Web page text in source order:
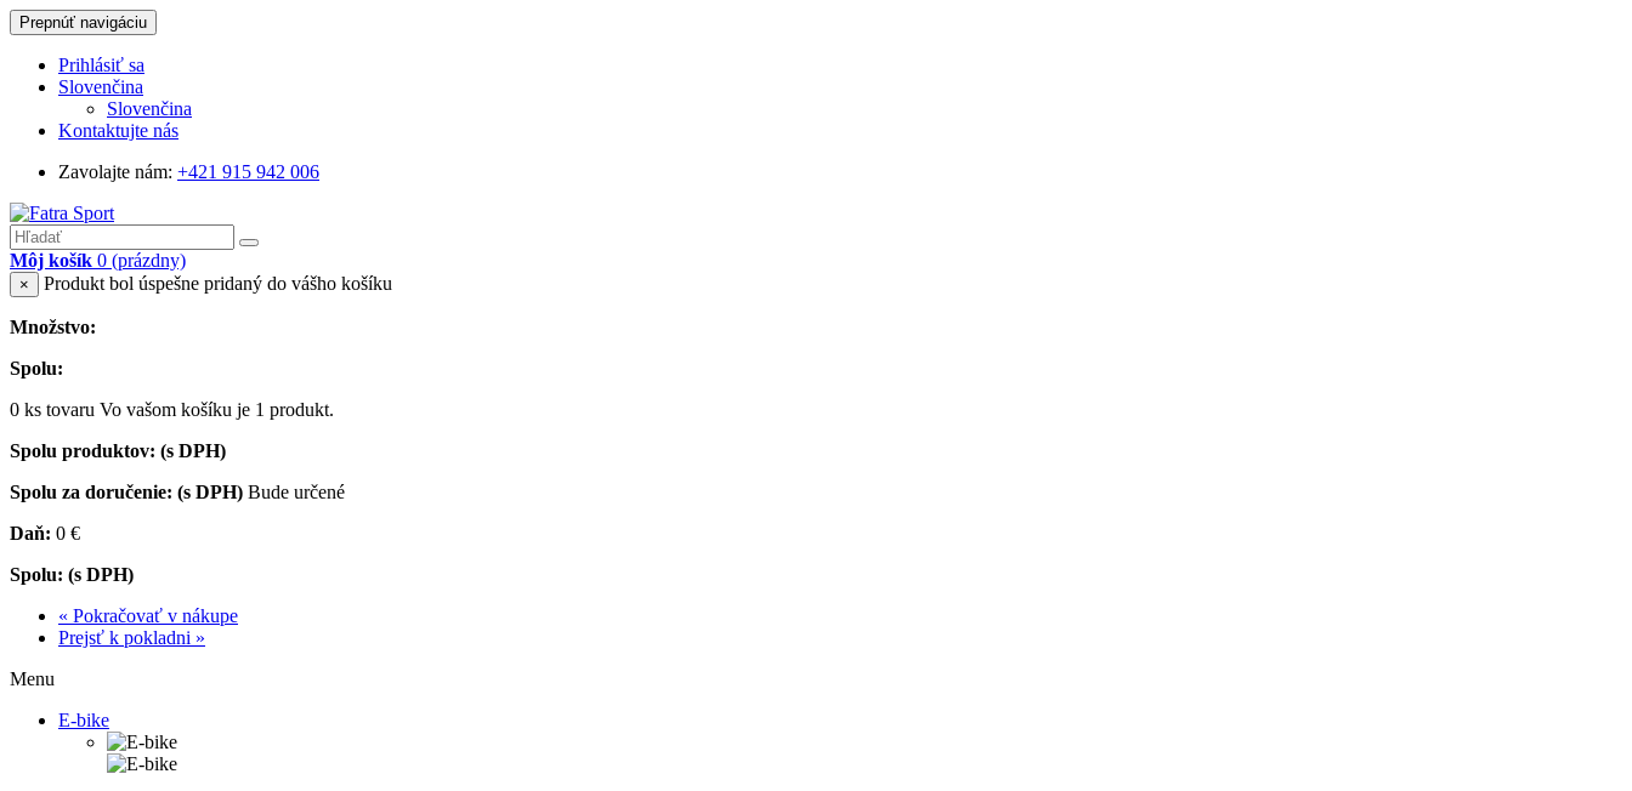
Prepnúť navigáciu
Prihlásiť sa
Slovenčina
Slovenčina
Kontaktujte nás
Zavolajte nám: +421 915 942 006
Môj košík 0 (prázdny)
× Produkt bol úspešne pridaný do vášho košíku
Množstvo:
Spolu:
0 ks tovaru Vo vašom košíku je 1 produkt.
Spolu produktov: (s DPH)
Spolu za doručenie: (s DPH) Bude určené
Daň: 0 €
Spolu: (s DPH)
« Pokračovať v nákupe
Prejsť k pokladni »
Menu
E-bike